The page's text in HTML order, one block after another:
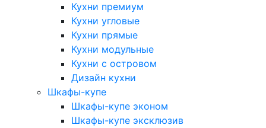
Кухни премиум
Кухни угловые
Кухни прямые
Кухни модульные
Кухни с островом
Дизайн кухни
Шкафы-купе
Шкафы-купе эконом
Шкафы-купе эксклюзив